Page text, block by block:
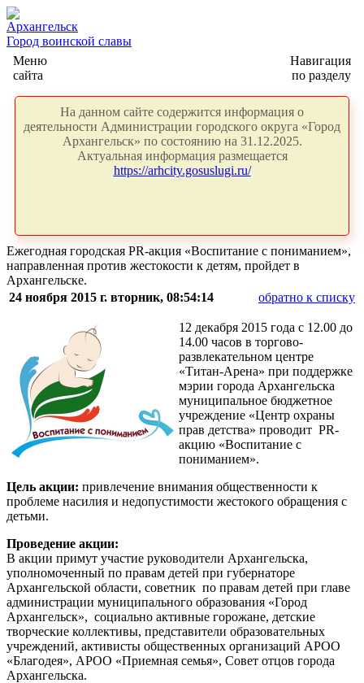
Архангельск
Город воинской славы
Меню
сайта
Навигация
по разделу
На данном сайте содержится информация о
деятельности Администрации городского округа «Город
Архангельск» по состоянию на 31.12.2025.
Актуальная информация размещается
https://arhcity.gosuslugi.ru/
Ежегодная городская PR-акция «Воспитание с пониманием»,
направленная против жестокости к детям, пройдет в
Архангельске.
24 ноября 2015 г. вторник, 08:54:14
обратно к списку
12 декабря 2015 года с 12.00 до
14.00 часов в торгово-
развлекательном центре
«Титан-Арена» при поддержке
мэрии города Архангельска
муниципальное бюджетное
учреждение «Центр охраны
прав детства» проводит PR-
акцию «Воспитание с
пониманием».
Цель акции: привлечение внимания общественности к
проблеме насилия и недопустимости жестокого обращения с
детьми.
Проведение акции:
В акции примут участие руководители Архангельска,
уполномоченный по правам детей при губернаторе
Архангельской области, советник по правам детей при главе
администрации муниципального образования «Город
Архангельск», социально активные горожане, детские
творческие коллективы, представители образовательных
учреждений, активисты общественных организаций АРОО
«Благодея», АРОО «Приемная семья», Совет отцов города
Архангельска.